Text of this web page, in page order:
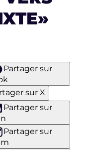
Partager sur
sur X
Partager sur
Partager sur